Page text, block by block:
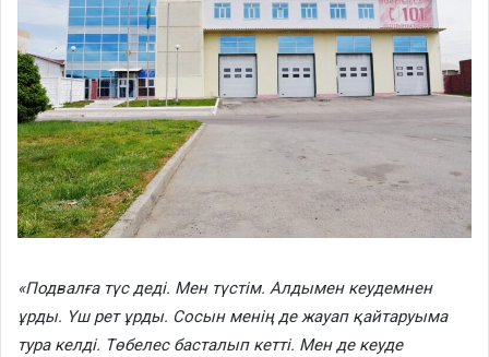
«Подвалға түс деді. Мен түстім. Алдымен кеудемнен
ұрды. Үш рет ұрды. Сосын менің де жауап қайтаруыма
тура келді. Төбелес басталып кетті. Мен де кеуде